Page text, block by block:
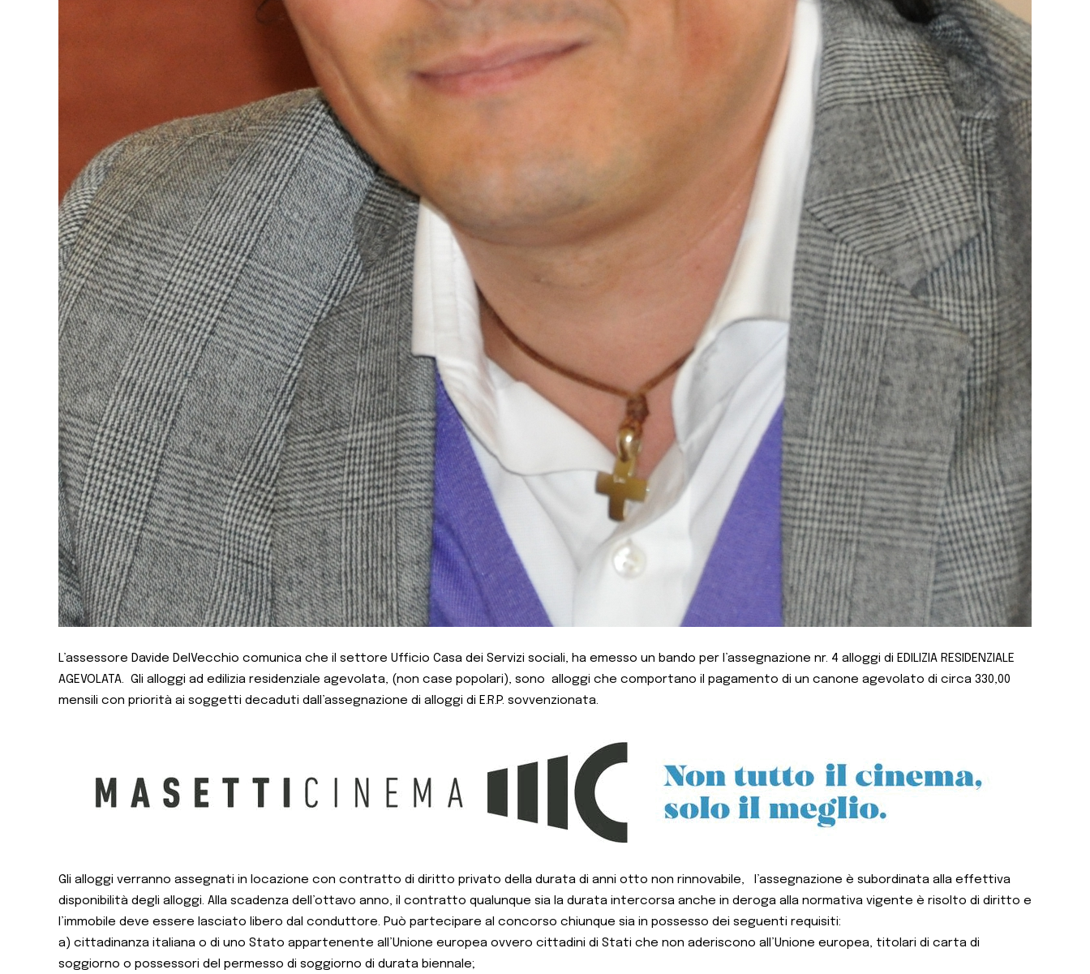
L’assessore Davide DelVecchio comunica che il settore Ufficio Casa dei Servizi sociali, ha emesso un bando per l’assegnazione nr. 4 alloggi di EDILIZIA RESIDENZIALE
AGEVOLATA. Gli alloggi ad edilizia residenziale agevolata, (non case popolari), sono alloggi che comportano il pagamento di un canone agevolato di circa 330,00
mensili con priorità ai soggetti decaduti dall’assegnazione di alloggi di E.R.P. sovvenzionata.
Gli alloggi verranno assegnati in locazione con contratto di diritto privato della durata di anni otto non rinnovabile, l’assegnazione è subordinata alla effettiva
disponibilità degli alloggi. Alla scadenza dell’ottavo anno, il contratto qualunque sia la durata intercorsa anche in deroga alla normativa vigente è risolto di diritto e
l’immobile deve essere lasciato libero dal conduttore. Può partecipare al concorso chiunque sia in possesso dei seguenti requisiti:
a) cittadinanza italiana o di uno Stato appartenente all’Unione europea ovvero cittadini di Stati che non aderiscono all’Unione europea, titolari di carta di
soggiorno o possessori del permesso di soggiorno di durata biennale;